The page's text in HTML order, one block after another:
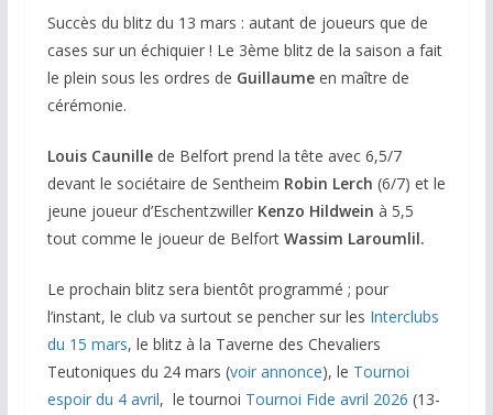
Succès du blitz du 13 mars : autant de joueurs que de
cases sur un échiquier ! Le 3ème blitz de la saison a fait
le plein sous les ordres de Guillaumeen maître de
cérémonie.
Louis Caunillede Belfort prend la tête avec 6,5/7
devant le sociétaire de Sentheim Robin Lerch (6/7) et le
jeune joueur d’Eschentzwiller Kenzo Hildwein à 5,5
tout comme le joueur de Belfort Wassim Laroumlil.
Le prochain blitz sera bientôt programmé ; pour
l’instant, le club va surtout se pencher sur les Interclubs
du 15 mars, le blitz à la Taverne des Chevaliers
Teutoniques du 24 mars (voir annonce), le Tournoi
espoir du 4 avril, le tournoi Tournoi Fide avril 2026 (13-